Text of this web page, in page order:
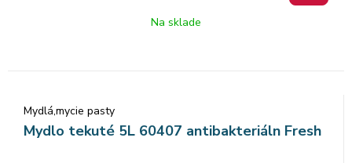
Na sklade
Mydlá,mycie pasty
Mydlo tekuté 5L 60407 antibakteriáln Fresh